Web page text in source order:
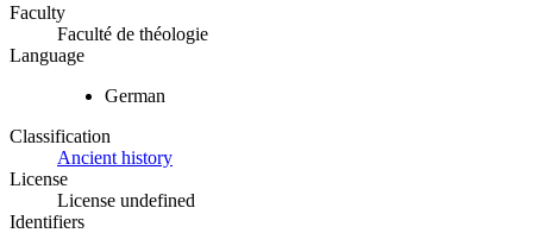
Faculty
Faculté de théologie
Language
German
Classification
Ancient history
License
License undefined
Identifiers